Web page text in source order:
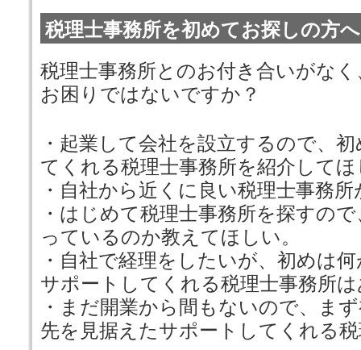
税理士事務所を初めてお探しの方へ
税理士事務所とのお付き合いがな
お困りではないですか？
・起業して会社を設立するので、
てくれる税理士事務所を紹介して
・自社から近くに良い税理士事務
・はじめて税理士事務所を探すの
っているのか教えてほしい。
・自社で経理をしたいが、初めは
サポートしてくれる税理士事務所
・まだ開業から間もないので、ま
先を見据えたサポートしてくれる